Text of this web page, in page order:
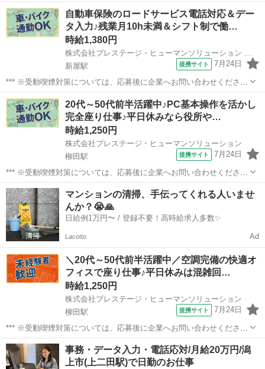
自動車保険のロードサービス電話対応＆デー
タ入力♪残業月10h未満＆シフト制で働…
時給1,380円
新屋駅
提携サイト 7月24日
*** ※受動喫煙対策については、応募後に企業へお問い合わせくださ
い。 派遣社員 社会保険制度あり 労災完備 研修あり 未経験者OK、経
験者優遇 フリーター歓迎、主婦(夫)歓迎、土日働ける方歓迎、長期歓
迎 車...
秋田 秋田市 新屋駅 電話対応
20代～50代前半活躍中♪PC基本操作を活かし
完全座り仕事♪平日休みなら役所や…
時給1,250円
株式会社プレステージ・ヒューマンソリューション
柳田駅
提携サイト 7月24日
*** ※受動喫煙対策については、応募後に企業へお問い合わせくださ
い。 派遣社員 社会保険制度あり 労災完備 研修あり 未経験者OK フリ
ーター歓迎、主婦(夫)歓迎、長期歓迎 髪色・髪型自由、交通費支給、
服装...
秋田 横手市 その他
マンションの清掃、手伝ってくれる人いませ
んか？😭🙏
日給例1万円〜 / 登録不要！高時給求人多数✨
Lacotto Ad
＼20代～50代前半活躍中／空調完備の快適オ
フィスで座り仕事♪平日休みは混雑回…
時給1,250円
株式会社プレステージ・ヒューマンソリューション
柳田駅
提携サイト 7月24日
*** ※受動喫煙対策については、応募後に企業へお問い合わせくださ
い。 派遣社員 社会保険制度あり 労災完備 研修あり 未経験者OK フリ
ーター歓迎、主婦(夫)歓迎、長期歓迎 髪色・髪型自由、交通費支給、
服装...
秋田 横手市 柳田駅 その他
事務・データ入力・電話応対/月給20万円/潟
上市(上二田駅)で日勤のお仕事